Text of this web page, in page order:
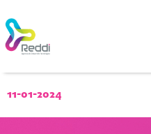
11-01-2024